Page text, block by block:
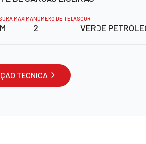
MÁXIMANÚMERO DE TELAS
2
COR
VERDE
TÉCNICA